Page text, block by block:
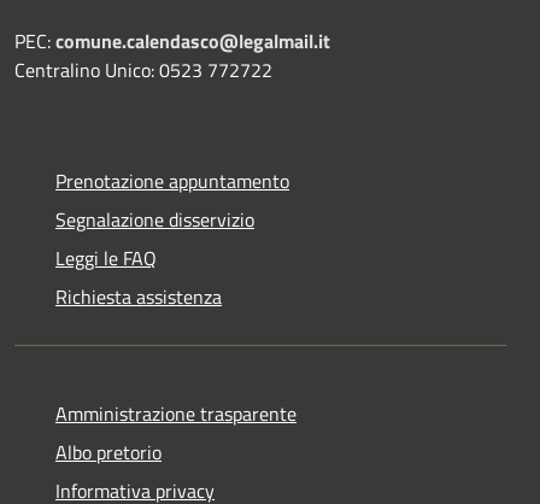
PEC:comune.calendasco@legalmail.it
Centralino Unico: 0523 772722
Prenotazione appuntamento
Segnalazione disservizio
Leggi le FAQ
Richiesta assistenza
Amministrazione trasparente
Albo pretorio
Informativa privacy